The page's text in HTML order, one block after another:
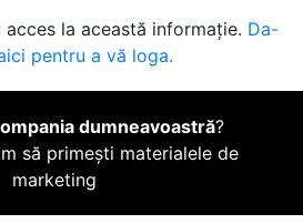
la această informație. Da-
pentru a vă loga.
dumneavoastră?
să primești materialele de
marketing